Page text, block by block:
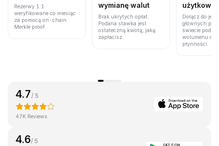
Rezerwy 1:1
weryfikowane co miesiąc
za pomocą on-chain
Merkle proof.
wymianę walut
Brak ukrytych opłat.
Podana stawka jest
ostateczną kwotą, jaką
zapłacisz.
Dołącz do
głównych
świecie pod
wolumenu
płynności.
4.7 / 5
47K Reviews
4.6/ 5